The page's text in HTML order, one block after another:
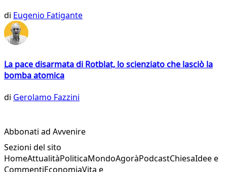
di Eugenio Fatigante
La pace disarmata di Rotblat, lo scienziato che lasciò la
bomba atomica
di Gerolamo Fazzini
Abbonati ad Avvenire
Sezioni del sito
HomeAttualitàPoliticaMondoAgoràPodcastChiesaIdee e
CommentiEconomiaVita e